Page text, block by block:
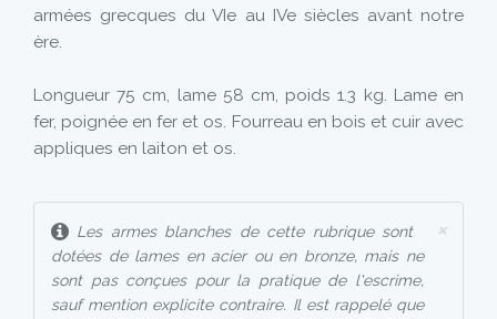
armées grecques du VIe au IVe siècles avant notre
ère.
Longueur 75 cm, lame 58 cm, poids 1.3 kg. Lame en
fer, poignée en fer et os. Fourreau en bois et cuir avec
appliques en laiton et os.
×
Les armes blanches de cette rubrique sont
dotées de lames en acier ou en bronze, mais ne
sont pas conçues pour la pratique de l'escrime,
sauf mention explicite contraire. Il est rappelé que